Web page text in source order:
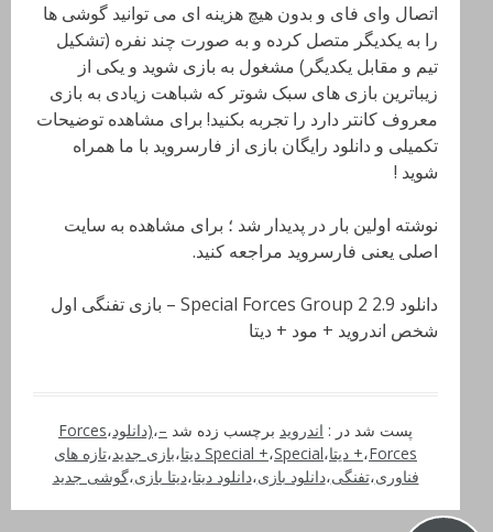
اتصال وای فای و بدون هیچ هزینه ای می توانید گوشی ها
را به یکدیگر متصل کرده و به صورت چند نفره (تشکیل
تیم و مقابل یکدیگر) مشغول به بازی شوید و یکی از
زیباترین بازی های سبک شوتر که شباهت زیادی به بازی
معروف کانتر دارد را تجربه بکنید! برای مشاهده توضیحات
تکمیلی و دانلود رایگان بازی از فارسروید با ما همراه
شوید !
نوشته اولین بار در پدیدار شد ؛ برای مشاهده به سایت
اصلی یعنی فارسروید مراجعه کنید.
دانلود Special Forces Group 2 2.9 – بازی تفنگی اول
شخص اندروید + مود + دیتا
پست شد در : اندروید برچسب زده شد –،(دانلود،Forces
+،Forces دیتا ، Special +،Special دیتا ،بازی جدید،تازه های
فناوری،تفنگی،دانلود بازی،دانلود دیتا،دیتا بازی،گوشی جدید